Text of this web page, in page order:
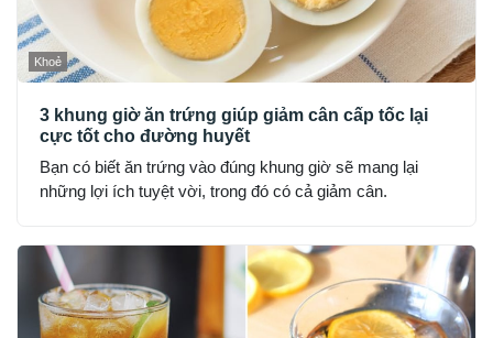
Khoẻ
3 khung giờ ăn trứng giúp giảm cân cấp tốc lại
cực tốt cho đường huyết
Bạn có biết ăn trứng vào đúng khung giờ sẽ mang lại
những lợi ích tuyệt vời, trong đó có cả giảm cân.